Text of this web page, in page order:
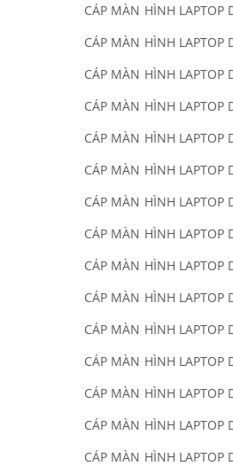
CÁP MÀN HÌNH LAPTOP
CÁP MÀN HÌNH LAPTOP
CÁP MÀN HÌNH LAPTOP
CÁP MÀN HÌNH LAPTOP
CÁP MÀN HÌNH LAPTOP
CÁP MÀN HÌNH LAPTOP
CÁP MÀN HÌNH LAPTOP
CÁP MÀN HÌNH LAPTOP
CÁP MÀN HÌNH LAPTOP
CÁP MÀN HÌNH LAPTOP
CÁP MÀN HÌNH LAPTOP
CÁP MÀN HÌNH LAPTOP
CÁP MÀN HÌNH LAPTOP
CÁP MÀN HÌNH LAPTOP
CÁP MÀN HÌNH LAPTOP